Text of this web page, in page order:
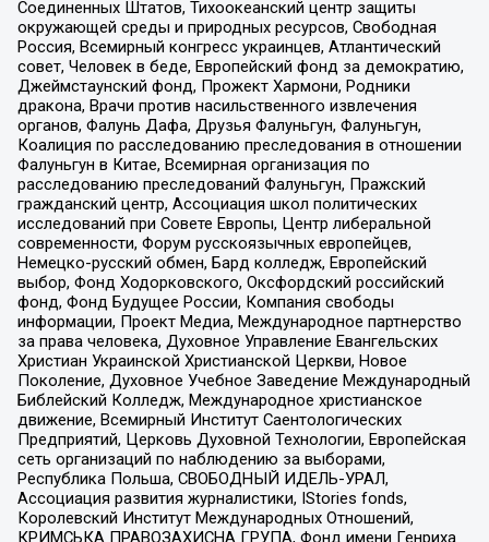
Соединенных Штатов, Тихоокеанский центр защиты
окружающей среды и природных ресурсов, Свободная
Россия, Всемирный конгресс украинцев, Атлантический
совет, Человек в беде, Европейский фонд за демократию,
Джеймстаунский фонд, Прожект Хармони, Родники
дракона, Врачи против насильственного извлечения
органов, Фалунь Дафа, Друзья Фалуньгун, Фалуньгун,
Коалиция по расследованию преследования в отношении
Фалуньгун в Китае, Всемирная организация по
расследованию преследований Фалуньгун, Пражский
гражданский центр, Ассоциация школ политических
исследований при Совете Европы, Центр либеральной
современности, Форум русскоязычных европейцев,
Немецко-русский обмен, Бард колледж, Европейский
выбор, Фонд Ходорковского, Оксфордский российский
фонд, Фонд Будущее России, Компания свободы
информации, Проект Медиа, Международное партнерство
за права человека, Духовное Управление Евангельских
Христиан Украинской Христианской Церкви, Новое
Поколение, Духовное Учебное Заведение Международный
Библейский Колледж, Международное христианское
движение, Всемирный Институт Саентологических
Предприятий, Церковь Духовной Технологии, Европейская
сеть организаций по наблюдению за выборами,
Республика Польша, СВОБОДНЫЙ ИДЕЛЬ-УРАЛ,
Ассоциация развития журналистики, IStories fonds,
Королевский Институт Международных Отношений,
КРИМСЬКА ПРАВОЗАХИСНА ГРУПА, Фонд имени Генриха